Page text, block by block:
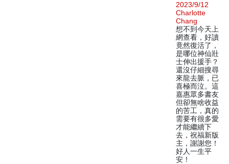
2023/9/12
Charlotte
Chang
想不到今天上
網查看，好讀
竟然復活了，
是哪位神仙壯
士伸出援手？
還沒仔細搜尋
來龍去脈，已
喜極而泣。這
嘉惠眾多書友
但卻無啥收益
的苦工，真的
需要有很多愛
才能繼續下
去，祝福新版
主，謝謝您！
好人一生平
安！